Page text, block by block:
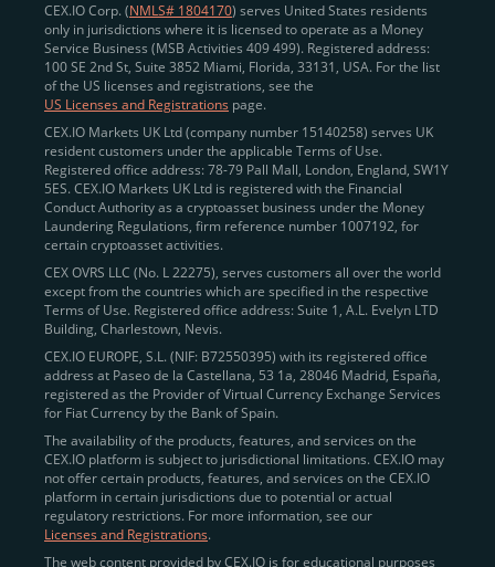
CEX.IO Corp. (NMLS# 1804170) serves United States residents
only in jurisdictions where it is licensed to operate as a Money
Service Business (MSB Activities 409 499). Registered address:
100 SE 2nd St, Suite 3852 Miami, Florida, 33131, USA. For the list
of the US licenses and registrations, see the
US Licenses and Registrations page.
CEX.IO Markets UK Ltd (company number 15140258) serves UK
resident customers under the applicable Terms of Use.
Registered office address: 78-79 Pall Mall, London, England, SW1Y
5ES. CEX.IO Markets UK Ltd is registered with the Financial
Conduct Authority as a cryptoasset business under the Money
Laundering Regulations, firm reference number 1007192, for
certain cryptoasset activities.
CEX OVRS LLC (No. L 22275), serves customers all over the world
except from the countries which are specified in the respective
Terms of Use. Registered office address: Suite 1, A.L. Evelyn LTD
Building, Charlestown, Nevis.
CEX.IO EUROPE, S.L. (NIF: B72550395) with its registered office
address at Paseo de la Castellana, 53 1a, 28046 Madrid, España,
registered as the Provider of Virtual Currency Exchange Services
for Fiat Currency by the Bank of Spain.
The availability of the products, features, and services on the
CEX.IO platform is subject to jurisdictional limitations. CEX.IO may
not offer certain products, features, and services on the CEX.IO
platform in certain jurisdictions due to potential or actual
regulatory restrictions. For more information, see our
Licenses and Registrations.
The web content provided by CEX.IO is for educational purposes